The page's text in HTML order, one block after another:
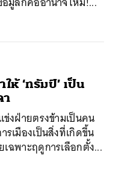
‘ทรัมป์’ เป็น
า
งฝ่ายตรงข้ามเป็นคน
เมืองเป็นสิ่งที่เกิดขึ้น
ฉพาะฤดูการเลือกตั้ง...